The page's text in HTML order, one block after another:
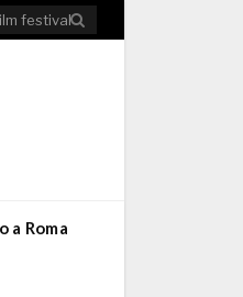
a Roma